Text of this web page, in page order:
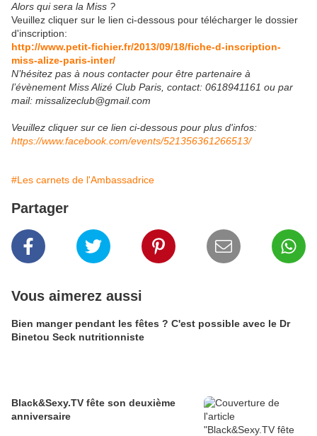
Alors qui sera la Miss ?
Veuillez cliquer sur le lien ci-dessous pour télécharger le dossier
d'inscription:
http://www.petit-fichier.fr/2013/09/18/fiche-d-inscription-
miss-alize-paris-inter/
N’hésitez pas à nous contacter pour être partenaire à
l’évènement Miss Alizé Club Paris, contact: 0618941161 ou par
mail: missalizeclub@gmail.com
Veuillez cliquer sur ce lien ci-dessous pour plus d'infos:
https://www.facebook.com/events/521356361266513/
#Les carnets de l'Ambassadrice
Partager
Vous aimerez aussi
Bien manger pendant les fêtes ? C'est possible avec le Dr
Binetou Seck nutritionniste
Black&Sexy.TV fête son deuxième
anniversaire